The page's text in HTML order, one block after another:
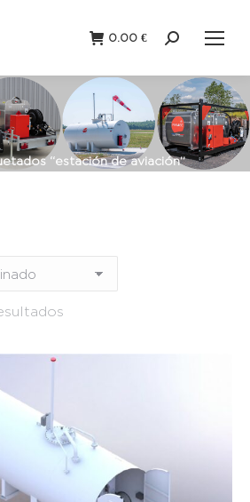
0.00 € Buscar:
“estación de aviación”
Estación
Transferencia
de